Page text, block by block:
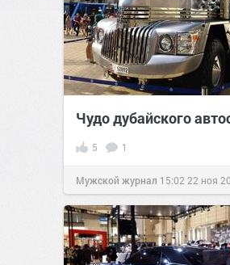
Чудо дубайского
5 1
Мужской журнал 15:02 22 ноя